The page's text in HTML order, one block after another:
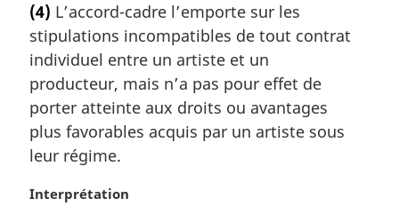
t
e
m
a
r
g
i
n
l
(4) L’accord-cadre l’emporte sur les
stipulations incompatibles de tout contrat
individuel entre un artiste et un
producteur, mais n’a pas pour effet de
porter atteinte aux droits ou avantages
plus favorables acquis par un artiste sous
leur régime.
N
Interprétation